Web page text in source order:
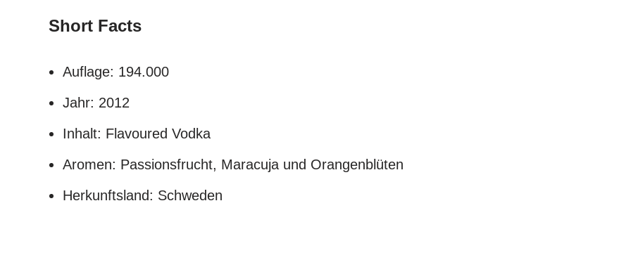
Short Facts
Auflage: 194.000
Jahr: 2012
Inhalt: Flavoured Vodka
Aromen: Passionsfrucht, Maracuja und Orangenblüten
Herkunftsland: Schweden